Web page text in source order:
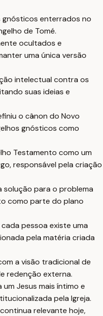
gnósticos enterrados no
de Tomé.
ocultados e
uma única versão
intelectual contra os
suas ideias e
o cânon do Novo
gnósticos como
Testamento como um
responsável pela criação
solução para o problema
como parte do plano
pessoa existe uma
pela matéria criada
a visão tradicional de
redenção externa.
Jesus mais íntimo e
pela Igreja.
relevante hoje,